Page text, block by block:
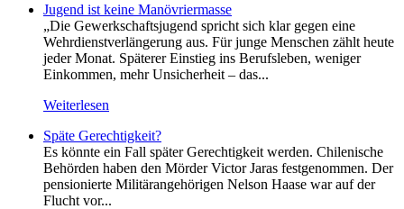
Jugend ist keine Manövriermasse
„Die Gewerkschaftsjugend spricht sich klar gegen eine
Wehrdienstverlängerung aus. Für junge Menschen zählt heute
jeder Monat. Späterer Einstieg ins Berufsleben, weniger
Einkommen, mehr Unsicherheit – das...
Weiterlesen
Späte Gerechtigkeit?
Es könnte ein Fall später Gerechtigkeit werden. Chilenische
Behörden haben den Mörder Victor Jaras festgenommen. Der
pensionierte Militärangehörigen Nelson Haase war auf der
Flucht vor...